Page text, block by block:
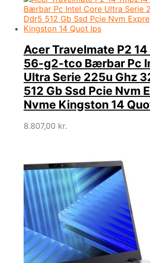
Acer Travelmate P2
56-g2-tco Bærbar Pc
Ultra Serie 225u Ghz
512 Gb Ssd Pcie Nvm
Nvme Kingston 14
8.807,00 kr.